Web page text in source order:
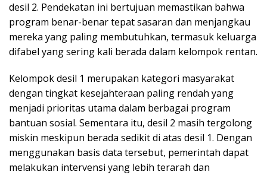
desil 2. Pendekatan ini bertujuan memastikan bahwa
program benar-benar tepat sasaran dan menjangkau
mereka yang paling membutuhkan, termasuk keluarga
difabel yang sering kali berada dalam kelompok rentan.
Kelompok desil 1 merupakan kategori masyarakat
dengan tingkat kesejahteraan paling rendah yang
menjadi prioritas utama dalam berbagai program
bantuan sosial. Sementara itu, desil 2 masih tergolong
miskin meskipun berada sedikit di atas desil 1. Dengan
menggunakan basis data tersebut, pemerintah dapat
melakukan intervensi yang lebih terarah dan